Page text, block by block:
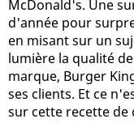
McDonald's. Une
d'année pour
en misant sur un
lumière la qualité
marque, Burger
ses clients. Et ce
sur cette recette de